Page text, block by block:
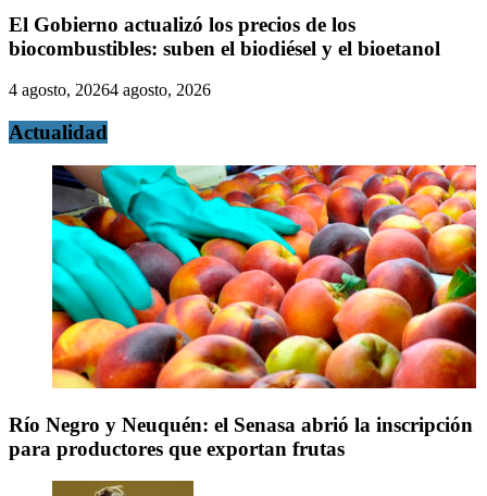
El Gobierno actualizó los precios de los
biocombustibles: suben el biodiésel y el bioetanol
4 agosto, 20264 agosto, 2026
Actualidad
Río Negro y Neuquén: el Senasa abrió la inscripción
para productores que exportan frutas